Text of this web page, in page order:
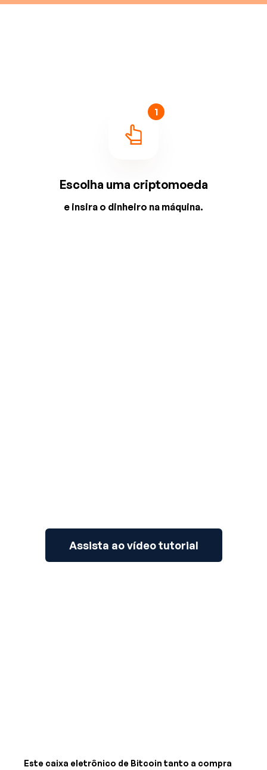
1
Escolha uma criptomoeda
e insira o dinheiro na máquina.
Assista ao vídeo tutorial
Este caixa eletrônico de Bitcoin tanto a compra